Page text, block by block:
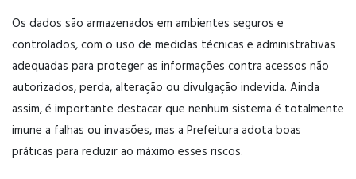
Os dados são armazenados em ambientes seguros e
controlados, com o uso de medidas técnicas e administrativas
adequadas para proteger as informações contra acessos não
autorizados, perda, alteração ou divulgação indevida. Ainda
assim, é importante destacar que nenhum sistema é totalmente
imune a falhas ou invasões, mas a Prefeitura adota boas
práticas para reduzir ao máximo esses riscos.